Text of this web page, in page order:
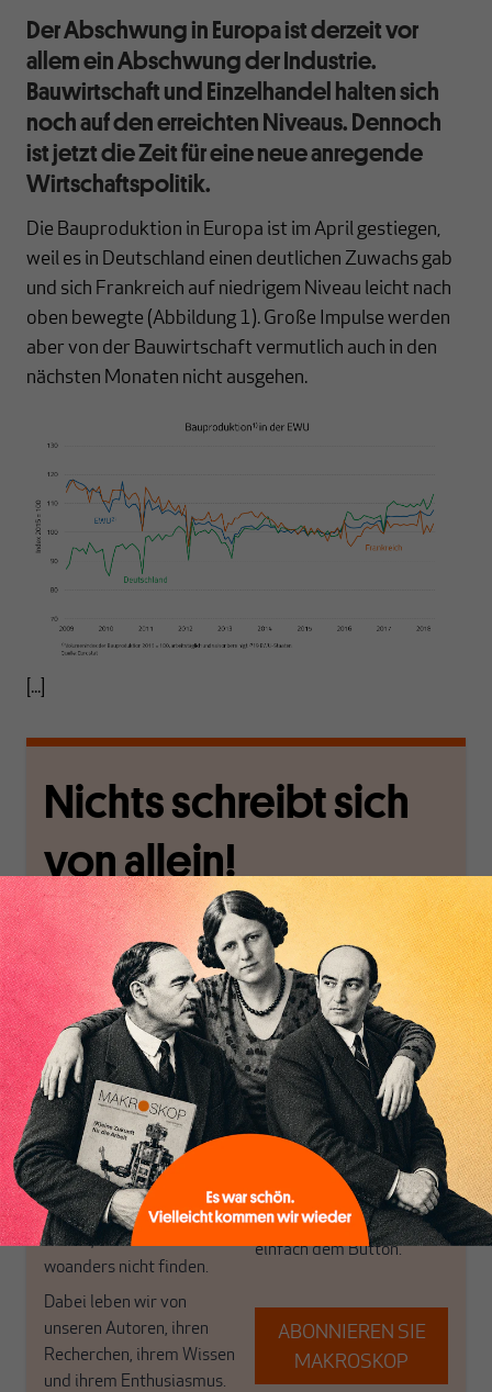
Der Abschwung in Europa ist derzeit vor
allem ein Abschwung der Industrie.
Bauwirtschaft und Einzelhandel halten sich
noch auf den erreichten Niveaus. Dennoch
ist jetzt die Zeit für eine neue anregende
Wirtschaftspolitik.
Die Bauproduktion in Europa ist im April gestiegen,
weil es in Deutschland einen deutlichen Zuwachs gab
und sich Frankreich auf niedrigem Niveau leicht nach
oben bewegte (Abbildung 1). Große Impulse werden
aber von der Bauwirtschaft vermutlich auch in den
nächsten Monaten nicht ausgehen.
[...]
Nichts schreibt sich
von allein!
Nur für Abonnenten
MAKROSKOP analysiert
wirtschaftspolitische
Themen aus einer
postkeynesianischen
Perspektive und ist damit
in Deutschland einzigartig.
MAKROSKOP steht für
das große Ganze. Wir
haben einen Blick auf
Geld, Wirtschaft und
Politik, den Sie so
woanders nicht finden.
Dabei leben wir von
unseren Autoren, ihren
Recherchen, ihrem Wissen
und ihrem Enthusiasmus.
Wir verlassen die
journalistische Filterblase,
in der sich viele
eingerichtet haben. Wir
öffnen Fenster und
bringen frische Luft in die
engen und verstaubten
Debattenräume.
Brauchen Sie auch frische
Luft? Dann folgen Sie
einfach dem Button.
ABONNIEREN SIE
MAKROSKOP